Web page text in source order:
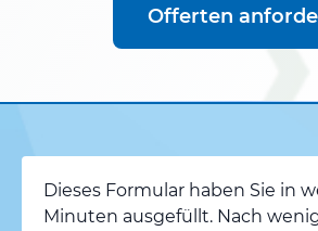
Offerten
Dieses Formular haben Sie in
Minuten ausgefüllt. Nach